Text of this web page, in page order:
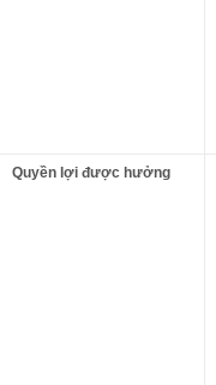
Quyền lợi được hưởng